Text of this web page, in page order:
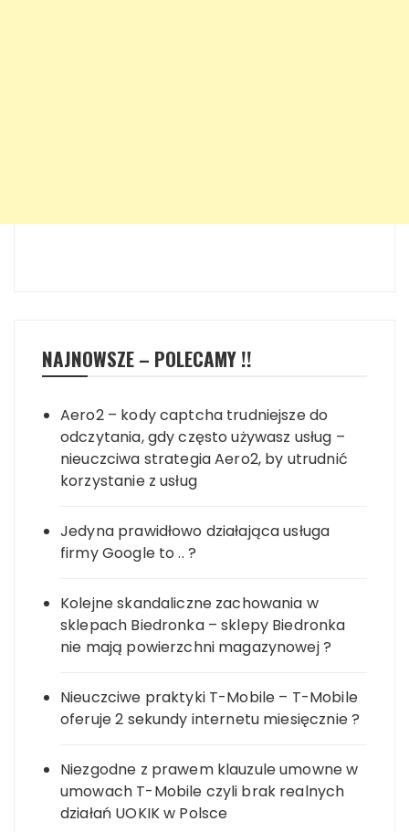
NAJNOWSZE – POLECAMY !!
Aero2 – kody captcha trudniejsze do
odczytania, gdy często używasz usług –
nieuczciwa strategia Aero2, by utrudnić
korzystanie z usług
Jedyna prawidłowo działająca usługa
firmy Google to .. ?
Kolejne skandaliczne zachowania w
sklepach Biedronka – sklepy Biedronka
nie mają powierzchni magazynowej ?
Nieuczciwe praktyki T-Mobile – T-Mobile
oferuje 2 sekundy internetu miesięcznie ?
Niezgodne z prawem klauzule umowne w
umowach T-Mobile czyli brak realnych
działań UOKIK w Polsce